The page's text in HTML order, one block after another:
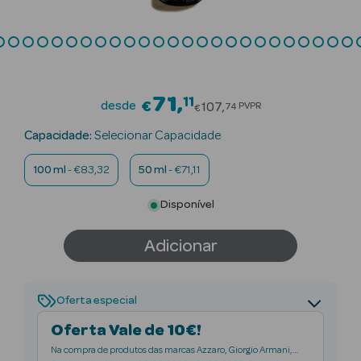
Season
Season
desde €71 11Price reduced from
€107 74 PVPR
Capacidade: Selecionar Capacidade
100 ml - €83,32 50 ml - €71,11
Disponível
Adicionar
Oferta especial
Oferta Vale de 10€!
Na compra de produtos das marcas Azzaro, Giorgio Armani,